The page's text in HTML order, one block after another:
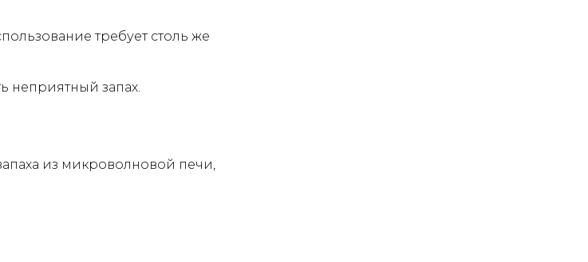
требует столь же
неприятный запах.
из микроволновой печи,